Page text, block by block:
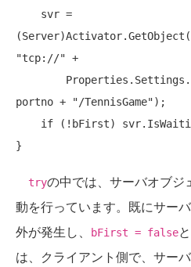
(Server)Activator.GetObject(
"tcp://" +
portno +
"/TennisGame");
if (!bFirst)
tryの中では、サーバオブジ
動を行っています。既にサー
外が発生し、
bFirst = false
は、クライアント側で、サー